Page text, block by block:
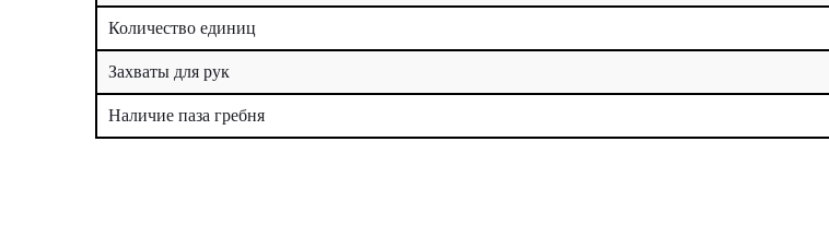
Количество единиц
Захваты для рук
Наличие паза гребня